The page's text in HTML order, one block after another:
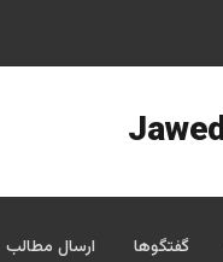
گفتگوها ارسال مطالب